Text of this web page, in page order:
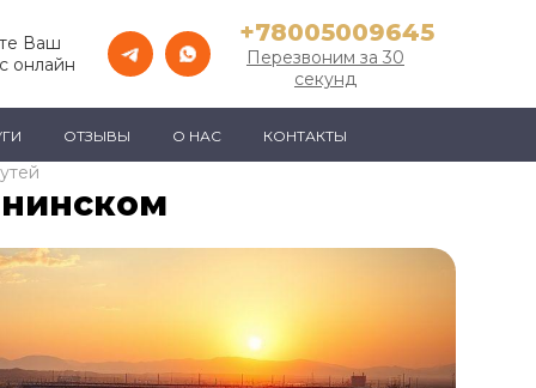
Ваш
онлайн
+78005009645
Перезвоним за 30
секунд
ОТЗЫВЫ О НАС КОНТАКТЫ